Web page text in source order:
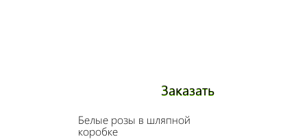
Белые розы в шляпной
коробке
Заказать